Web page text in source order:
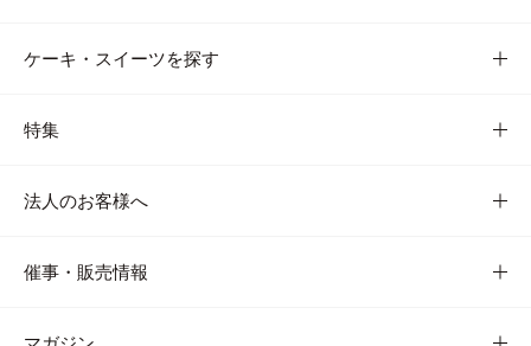
ケーキ・スイーツを探す
特集
法人のお客様へ
催事・販売情報